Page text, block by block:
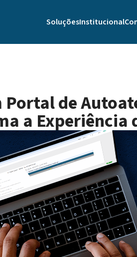
SoluçõesInstitucional
Portal de
a Experiência